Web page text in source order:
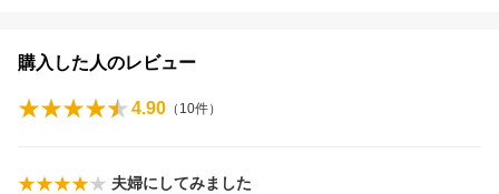
購入した人のレビュー
4.90 （ 10件）
夫婦にしてみました